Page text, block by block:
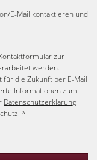
E-Mail kontaktieren und
zur
werden.
für die Zukunft per E-Mail
Informationen zum
Datenschutzerklärung.
. *